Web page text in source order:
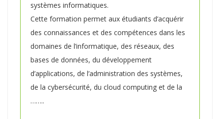
systèmes informatiques.
Cette formation permet aux étudiants d’acquérir
des connaissances et des compétences dans les
domaines de l’informatique, des réseaux, des
bases de données, du développement
d’applications, de l’administration des systèmes,
de la cybersécurité, du cloud computing et de la
……..